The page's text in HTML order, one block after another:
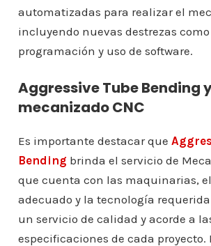
automatizadas para realizar el
incluyendo nuevas destrezas
programación y uso de software.
Aggressive Tube Bending
mecanizado CNC
Es importante destacar que
Bending brinda el servicio de
que cuenta con las maquinarias,
adecuado y la tecnología
un servicio de calidad y acorde a
especificaciones de cada proyecto.